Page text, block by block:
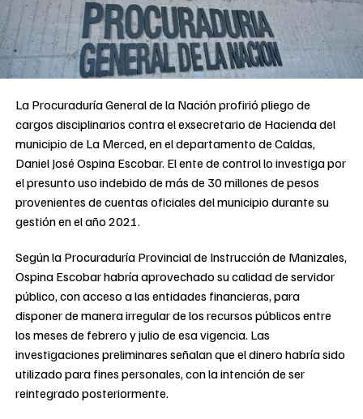
La Procuraduría General de la Nación profirió pliego de
cargos disciplinarios contra el exsecretario de Hacienda del
municipio de La Merced, en el departamento de Caldas,
Daniel José Ospina Escobar. El ente de control lo investiga por
el presunto uso indebido de más de 30 millones de pesos
provenientes de cuentas oficiales del municipio durante su
gestión en el año 2021.
Según la Procuraduría Provincial de Instrucción de Manizales,
Ospina Escobar habría aprovechado su calidad de servidor
público, con acceso a las entidades financieras, para
disponer de manera irregular de los recursos públicos entre
los meses de febrero y julio de esa vigencia. Las
investigaciones preliminares señalan que el dinero habría sido
utilizado para fines personales, con la intención de ser
reintegrado posteriormente.